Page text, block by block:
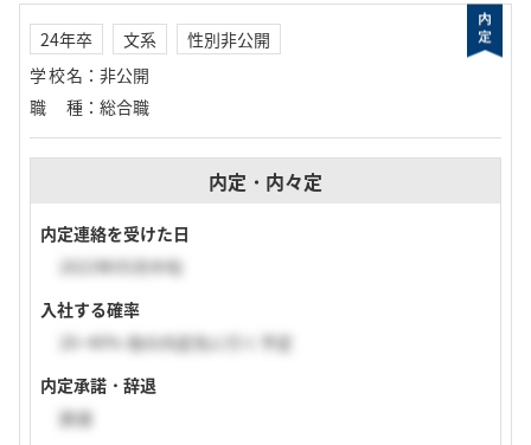
24年卒 文系
性別非公開
学校名 ： 非公開
職種 ： 総合職
内定・内々定
内定連絡を受けた日
2023年05月中旬
入社する確率
20~40% 他の内定先に行く予定
内定承諾・辞退
辞退